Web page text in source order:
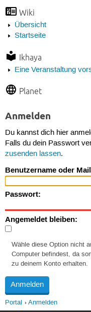
Wiki
Übersicht
Startseite
Ikhaya
Eine Veranstaltung
Planet
Anmelden
Du kannst dich hier
Falls du dein Passwort
zusenden lassen.
Benutzername oder
Passwort:
Angemeldet bleiben:
Wähle diese Option nicht
Computer befindest, da
zu deinem Konto erhalten.
Portal Anmelden